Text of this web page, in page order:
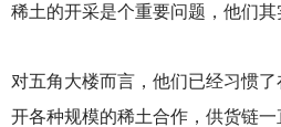
稀土的开采是个重要问题，他们其
对五角大楼而言，他们已经习惯了
开各种规模的稀土合作，供货链